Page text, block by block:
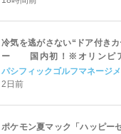
冷気を逃がさない“ドア付き
ー 国内初！※オリンピア
Cart（エアコンカート）」
パシフィックゴルフマネージ
2日前
ポケモン夏マック「ハッピー